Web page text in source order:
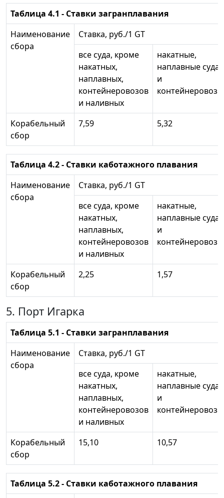
Таблица 4.1 - Ставки загранплавания
Наименование
сбора
Ставка, руб./1 GT
все суда, кроме
накатных,
наплавных,
контейнеровозов
и наливных
накатные,
наплавные суда
и
контейнеровозы
Корабельный
сбор
7,59 5,32
Таблица 4.2 - Ставки каботажного плавания
Наименование
сбора
Ставка, руб./1 GT
все суда, кроме
накатных,
наплавных,
контейнеровозов
и наливных
накатные,
наплавные суда
и
контейнеровозы
Корабельный
сбор
2,25 1,57
5. Порт Игарка
Таблица 5.1 - Ставки загранплавания
Наименование
сбора
Ставка, руб./1 GT
все суда, кроме
накатных,
наплавных,
контейнеровозов
и наливных
накатные,
наплавные суда
и
контейнеровозы
Корабельный
сбор
15,10 10,57
Таблица 5.2 - Ставки каботажного плавания